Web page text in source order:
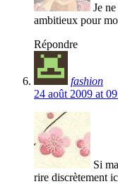
Je
ambitieux pour
Répondre
fashion
24 août 2009 at
Si
rire discrètement